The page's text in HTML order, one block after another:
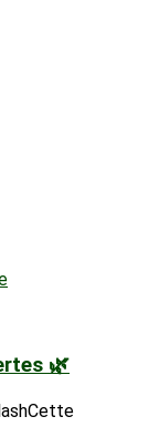
🌿